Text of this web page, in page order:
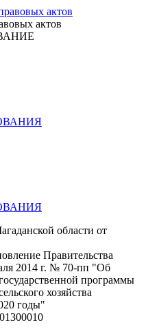
актов
области от
Правительства
2014 г. № 70-пп "Об
программы
хозяйства
годы"